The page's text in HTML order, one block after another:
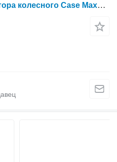
Гидроцилиндр для трактора колесного Case Maxxum 115